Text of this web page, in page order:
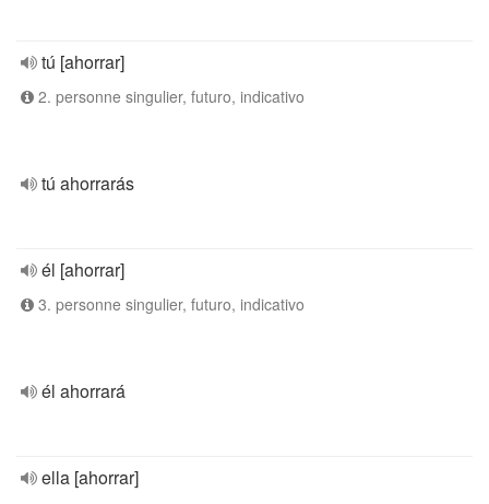
tú [ahorrar]
2. personne singulier, futuro, indicativo
tú ahorrarás
él [ahorrar]
3. personne singulier, futuro, indicativo
él ahorrará
ella [ahorrar]